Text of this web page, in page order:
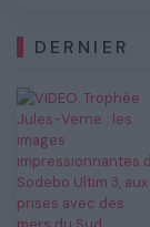
DERNIER